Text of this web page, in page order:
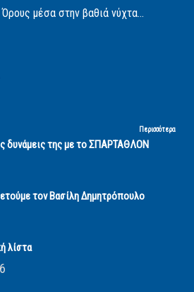
μέσα στην βαθιά νύχτα...
Περισσότερα
δυνάμεις της με το ΣΠΑΡΤΑΘΛΟΝ
τον Βασίλη Δημητρόπουλο
λίστα